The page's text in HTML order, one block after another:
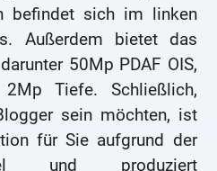
befindet sich im linken
Außerdem bietet das
50Mp PDAF OIS,
Tiefe. Schließlich,
sein möchten, ist
für Sie aufgrund der
und produziert